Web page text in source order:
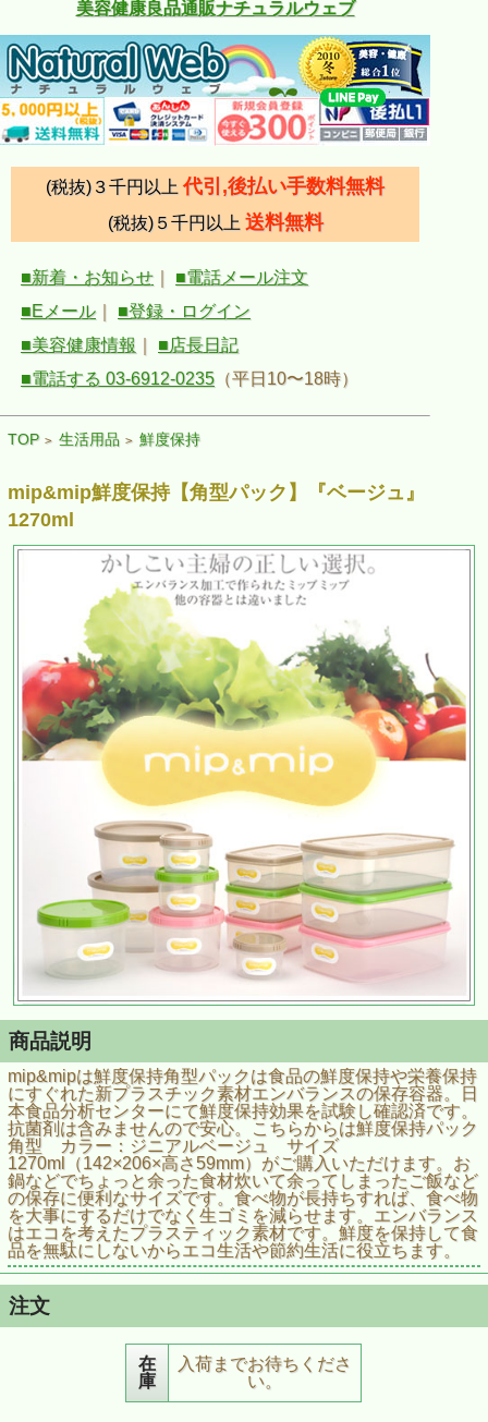
美容健康良品通販ナチュラルウェブ
(税抜)３千円以上 代引,後払い手数料無料
(税抜)５千円以上 送料無料
■新着・お知らせ
■電話メール注文
■Eメール
■登録・ログイン
■美容健康情報
■店長日記
■電話する 03-6912-0235 （平日10〜18時）
TOP > 生活用品 > 鮮度保持
mip&mip鮮度保持【角型パック】『ベージュ』
1270ml
商品説明
mip&mipは鮮度保持角型パックは食品の鮮度保持や栄養保持
にすぐれた新プラスチック素材エンバランスの保存容器。日
本食品分析センターにて鮮度保持効果を試験し確認済です。
抗菌剤は含みませんので安心。こちらからは鮮度保持パック
角型 カラー：ジニアルベージュ サイズ
1270ml（142×206×高さ59mm）がご購入いただけます。お
鍋などでちょっと余った食材炊いて余ってしまったご飯など
の保存に便利なサイズです。食べ物が長持ちすれば、食べ物
を大事にするだけでなく生ゴミを減らせます。エンバランス
はエコを考えたプラスティック素材です。鮮度を保持して食
品を無駄にしないからエコ生活や節約生活に役立ちます。
注文
在
庫
入荷までお待ちくださ
い。